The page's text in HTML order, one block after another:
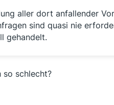
aller dort anfallender
sind quasi nie
gehandelt.
so schlecht?